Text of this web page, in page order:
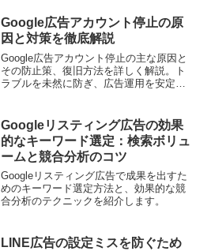
Google広告アカウント停止の原
因と対策を徹底解説
Google広告アカウント停止の主な原因と
その防止策、復旧方法を詳しく解説。ト
ラブルを未然に防ぎ、広告運用を安定さ
Googleリスティング広告の効果
的なキーワード選定：検索ボリュ
ームと競合分析のコツ
Googleリスティング広告で成果を出すた
めのキーワード選定方法と、効果的な競
合分析のテクニックを紹介します。
LINE広告の設定ミスを防ぐため